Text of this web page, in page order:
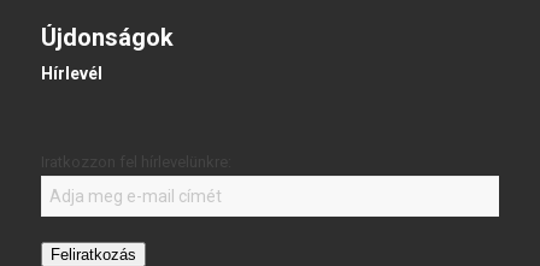
Újdonságok
Hírlevél
Feliratkozás